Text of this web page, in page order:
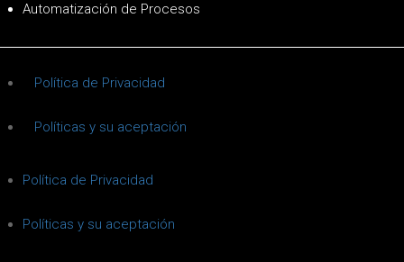
Automatización de Procesos
Política de Privacidad
Políticas y su aceptación
Política de Privacidad
Políticas y su aceptación